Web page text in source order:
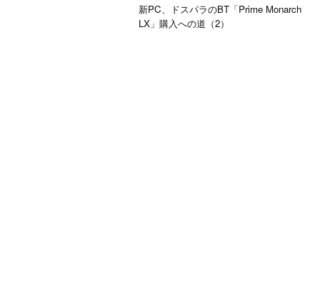
新PC、ドスパラのBT「Prime Monarch
LX」購入への道（2）